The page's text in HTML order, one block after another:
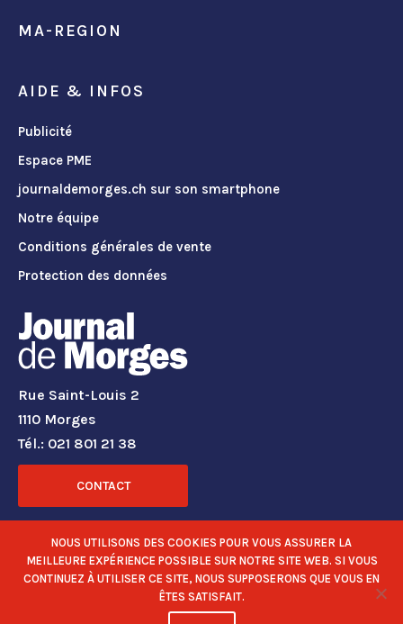
MA-REGION
AIDE & INFOS
Publicité
Espace PME
journaldemorges.ch sur son smartphone
Notre équipe
Conditions générales de vente
Protection des données
Rue Saint-Louis 2
1110 Morges
Tél.: 021 801 21 38
CONTACT
RÉSEAUX SOCIAUX
NOUS UTILISONS DES COOKIES POUR VOUS ASSURER LA
MEILLEURE EXPÉRIENCE POSSIBLE SUR NOTRE SITE WEB. SI VOUS
CONTINUEZ À UTILISER CE SITE, NOUS SUPPOSERONS QUE VOUS EN
ÊTES SATISFAIT.